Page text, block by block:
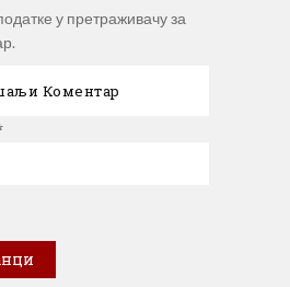
у претраживачу за